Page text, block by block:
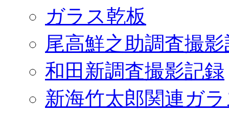
ガラス乾板
尾高鮮之助調査撮
和田新調査撮影記録
新海竹太郎関連ガ